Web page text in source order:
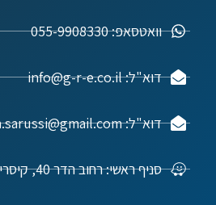
וואטסאפ: 055-9908330
דוא"ל: info@g-r-e.co.il
דוא"ל: idan.sarussi@gmail.com
סניף ראשי: רחוב הדר 40, קיסריה